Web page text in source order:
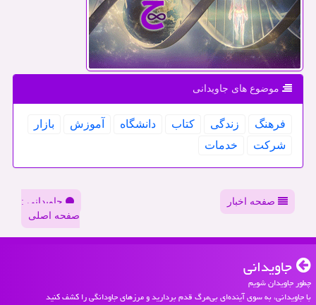
موضوع های جاویدانی
فرهنگ زندگی كتاب دانشگاه آموزش
بازار
شركت
خدمات
صفحه اخبار
جاویدانی :
صفحه اصلی
جاویدانی
چطور جاویدان شویم
با جاویدانی، به سوی آینده‌ای بی‌مرگ قدم بردارید و مرزهای جاودانگی را کشف کنید